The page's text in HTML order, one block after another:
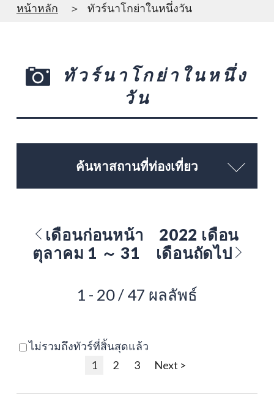
หน้าหลัก ทัวร์นาโกย่าในหนึ่งวัน
ทัวร์นาโกย่าในหนึ่ง
วัน
ค้นหาสถานที่ท่องเที่ยว
เดือนก่อนหน้า
2022 เดือน
ตุลาคม 1 ～ 31
เดือนถัดไป
1 - 20 / 47 ผลลัพธ์
ไม่รวมถึงทัวร์ที่สิ้นสุดแล้ว
1
2 3 Next >